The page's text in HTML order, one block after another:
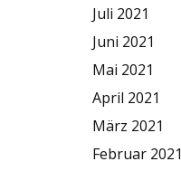
Juli 2021
Juni 2021
Mai 2021
April 2021
März 2021
Februar 2021